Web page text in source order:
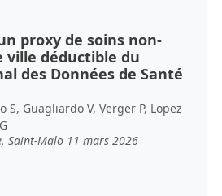
proxy de soins non-
ville déductible du
des Données de Santé
S, Guagliardo V, Verger P, Lopez
Saint-Malo 11 mars 2026